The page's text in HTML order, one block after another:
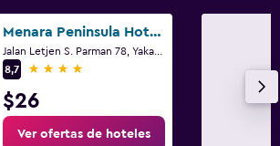
Menara Peninsula Hotel Jakarta
8,7
4 estrellas
$26
Ver ofertas de hoteles